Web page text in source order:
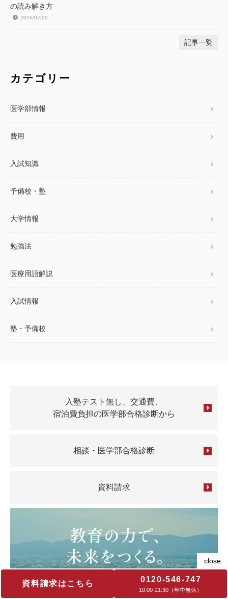
資料請求はこちら 0120-546-747
10:00‐21:30（年中無休）
の読み解き方
2026/07/29
記事一覧
カテゴリー
医学部情報
費用
入試知識
予備校・塾
大学情報
勉強法
医療用語解説
入試情報
塾・予備校
入塾テスト無し、交通費、
宿泊費負担の医学部合格診断から
相談・医学部合格診断
資料請求